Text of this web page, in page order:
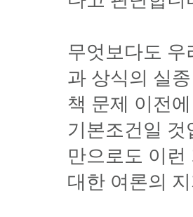
무엇보다도
과 상식의 실
책 문제 이전
기본조건일
만으로도 이
대한 여론의